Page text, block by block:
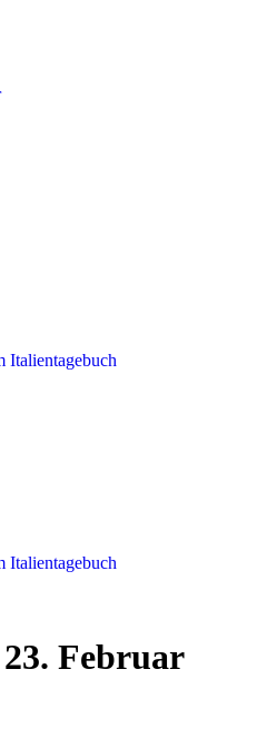
Italientagebuch
Italientagebuch
23. Februar